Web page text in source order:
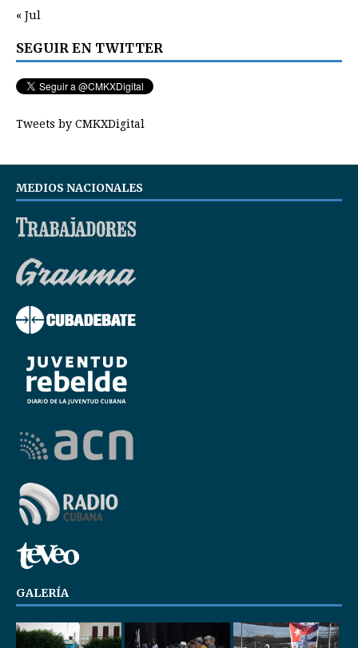
« Jul
SEGUIR EN TWITTER
Tweets by CMKXDigital
MEDIOS NACIONALES
GALERÍA